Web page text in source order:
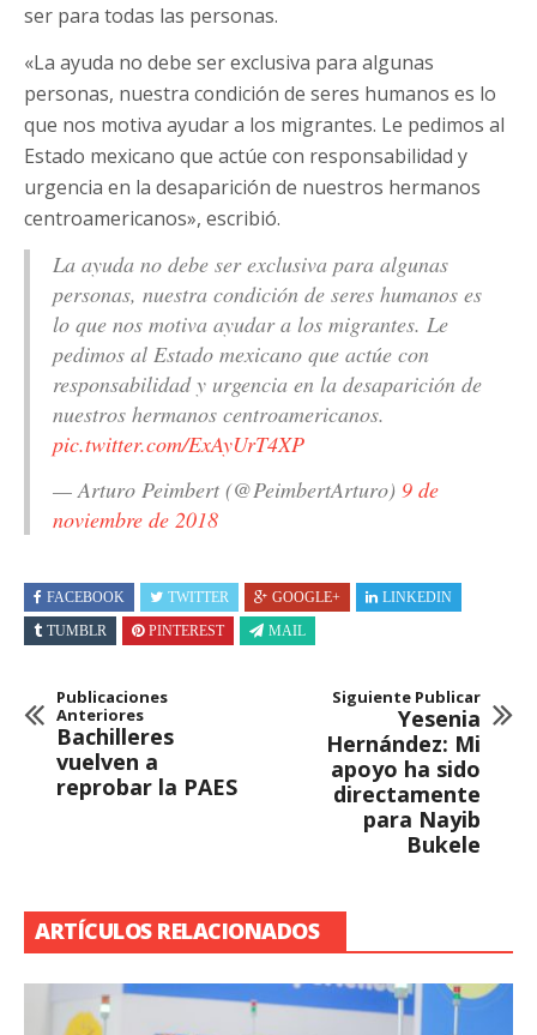
ser para todas las personas.
«La ayuda no debe ser exclusiva para algunas
personas, nuestra condición de seres humanos es lo
que nos motiva ayudar a los migrantes. Le pedimos al
Estado mexicano que actúe con responsabilidad y
urgencia en la desaparición de nuestros hermanos
centroamericanos», escribió.
La ayuda no debe ser exclusiva para algunas
personas, nuestra condición de seres humanos es
lo que nos motiva ayudar a los migrantes. Le
pedimos al Estado mexicano que actúe con
responsabilidad y urgencia en la desaparición de
nuestros hermanos centroamericanos.
pic.twitter.com/ExAyUrT4XP
— Arturo Peimbert (@PeimbertArturo) 9 de
noviembre de 2018
FACEBOOK TWITTER GOOGLE+
LINKEDIN
TUMBLR
PINTEREST MAIL
Publicaciones
Anteriores
Bachilleres
vuelven a
reprobar la PAES
Siguiente Publicar
Yesenia
Hernández: Mi
apoyo ha sido
directamente
para Nayib
Bukele
ARTÍCULOS RELACIONADOS